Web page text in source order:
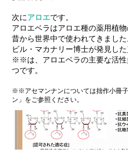
次にアロエです。
アロエベラはアロエ種の薬用植物
昔から世界中で使われてきました
ビル・マカナリー博士が発見した
※※は、アロエベラの主要な活性
つです。
※※アセマンナンについては拙作小冊
ン」をご参照ください。